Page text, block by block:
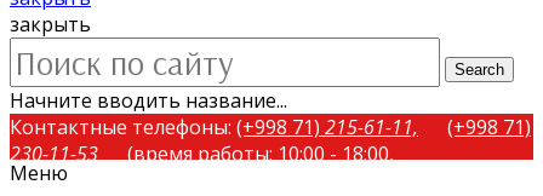
закрыть
Search
Начните вводить название...
Контактные телефоны: (+998 71) 215-61-11,
(+998 71)
230-11-53
(время работы: 10:00 - 18:00,
понедельник-пятница)
Меню